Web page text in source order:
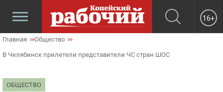
16+
Главная Общество
В Челябинск прилетели представители ЧС стран ШОС
ОБЩЕСТВО